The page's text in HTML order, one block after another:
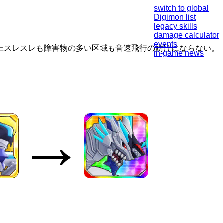
switch to global
Digimon list
legacy skills
damage calculator
events
in-game news
レスレも障害物の多い区域も音速飛行の妨げにならない。
→